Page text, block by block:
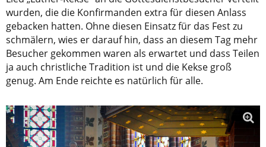
wurden, die die Konfirmanden extra für diesen Anlass
gebacken hatten. Ohne diesen Einsatz für das Fest zu
schmälern, wies er darauf hin, dass an diesem Tag mehr
Besucher gekommen waren als erwartet und dass Teilen
ja auch christliche Tradition ist und die Kekse groß
genug. Am Ende reichte es natürlich für alle.